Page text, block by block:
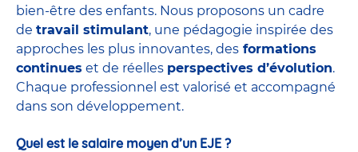
bien-être des enfants. Nous proposons un cadre
de travail stimulant, une pédagogie inspirée des
approches les plus innovantes, des formations
continues et de réelles perspectives d’évolution.
Chaque professionnel est valorisé et accompagné
dans son développement.
Quel est le salaire moyen d’un EJE ?